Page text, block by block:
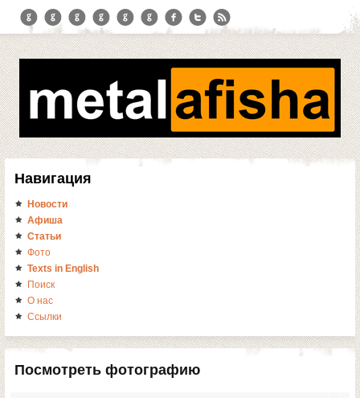
Навигация
Новости
Афиша
Статьи
Фото
Texts in English
Поиск
О нас
Ссылки
Посмотреть фотографию